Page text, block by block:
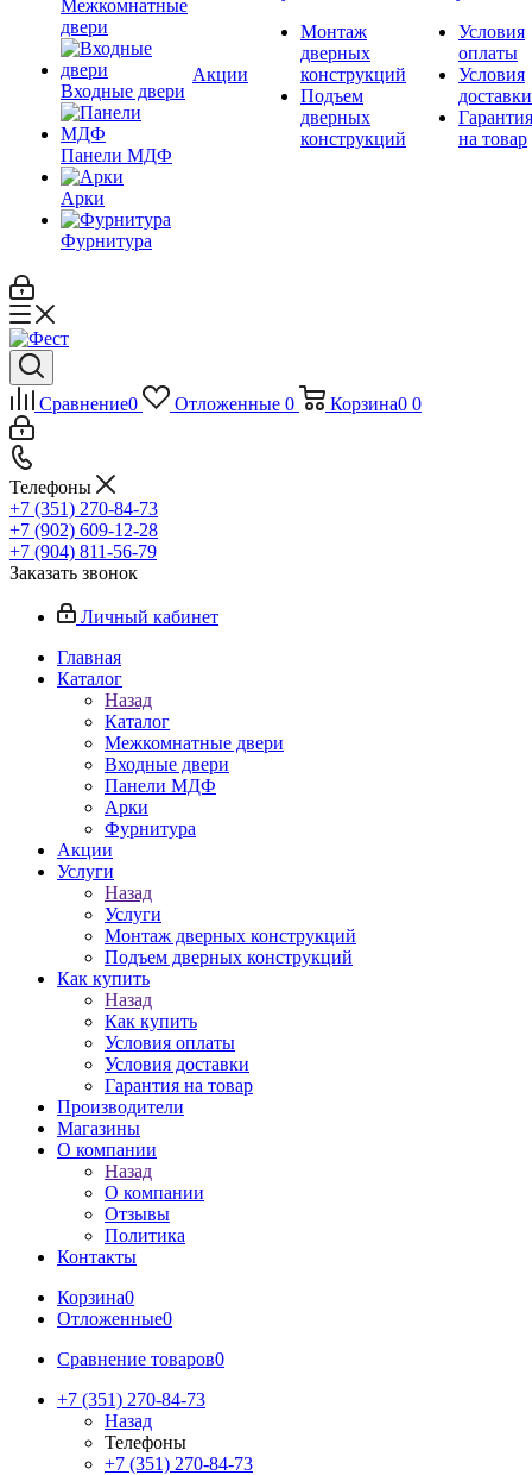
Межкомнатные
двери
Входные двери
Панели МДФ
Арки
Фурнитура
Акции
Монтаж
дверных
конструкций
Подъем
дверных
конструкций
Условия
оплаты
Условия
доставки
Гарантия
на товар
Сравнение0 Отложенные 0 Корзина0 0
Телефоны
+7 (351) 270-84-73
+7 (902) 609-12-28
+7 (904) 811-56-79
Заказать звонок
Личный кабинет
Главная
Каталог
Назад
Каталог
Межкомнатные двери
Входные двери
Панели МДФ
Арки
Фурнитура
Акции
Услуги
Назад
Услуги
Монтаж дверных конструкций
Подъем дверных конструкций
Как купить
Назад
Как купить
Условия оплаты
Условия доставки
Гарантия на товар
Производители
Магазины
О компании
Назад
О компании
Отзывы
Политика
Контакты
Корзина0
Отложенные0
Сравнение товаров0
+7 (351) 270-84-73
Назад
Телефоны
+7 (351) 270-84-73